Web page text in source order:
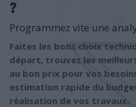
?
Programmez vite une
Faites les bons choix
départ, trouvez les
au bon prix pour vos
estimation rapide du
réalisation de vos travaux.